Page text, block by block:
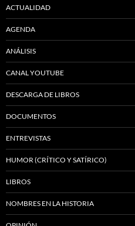
ACTUALIDAD
AGENDA
ANÁLISIS
CANAL YOUTUBE
DESCARGA DE LIBROS
DOCUMENTOS
ENTREVISTAS
HUMOR (CRÍTICO Y SATÍRICO)
LIBROS
NOMBRES EN LA HISTORIA